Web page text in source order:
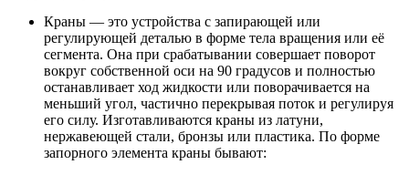
Краны — это устройства с запирающей или
регулирующей деталью в форме тела вращения или её
сегмента. Она при срабатывании совершает поворот
вокруг собственной оси на 90 градусов и полностью
останавливает ход жидкости или поворачивается на
меньший угол, частично перекрывая поток и регулируя
его силу. Изготавливаются краны из латуни,
нержавеющей стали, бронзы или пластика. По форме
запорного элемента краны бывают: